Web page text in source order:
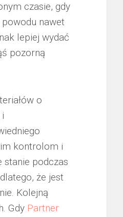
czasie, gdy
nawet
lepiej wydać
pozorną
o
kontrolom i
stanie podczas
że jest
Kolejną
Gdy Partner